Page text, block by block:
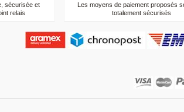
sécurisée et
relais
Les moyens de paiement proposés
totalement sécurisés